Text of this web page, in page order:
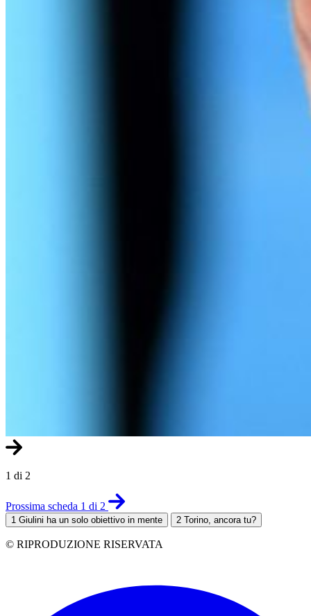
1 di 2
Prossima scheda 1 di 2
1 Giulini ha un solo obiettivo in mente 2 Torino, ancora tu?
© RIPRODUZIONE RISERVATA